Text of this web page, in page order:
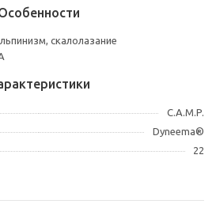
скалолазание
C.A.M.P.
Dyneema®
22